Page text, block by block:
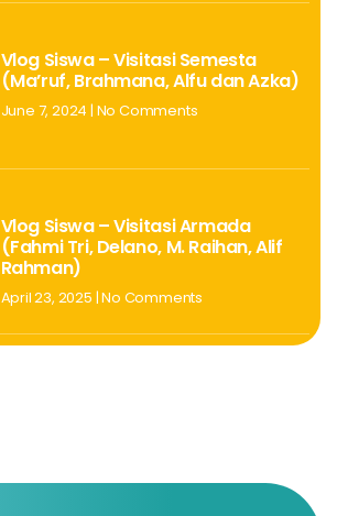
Vlog Siswa – Visitasi Semesta
(Ma’ruf, Brahmana, Alfu dan Azka)
June 7, 2024 No Comments
Vlog Siswa – Visitasi Armada
(Fahmi Tri, Delano, M. Raihan, Alif
Rahman)
April 23, 2025 No Comments